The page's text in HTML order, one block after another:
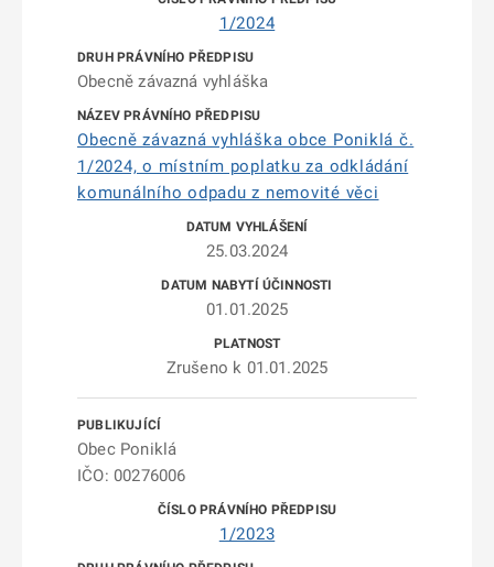
1/2024
Obecně závazná vyhláška
Obecně závazná vyhláška obce Poniklá č.
1/2024, o místním poplatku za odkládání
komunálního odpadu z nemovité věci
25.03.2024
01.01.2025
Zrušeno k 01.01.2025
Obec Poniklá
IČO: 00276006
1/2023